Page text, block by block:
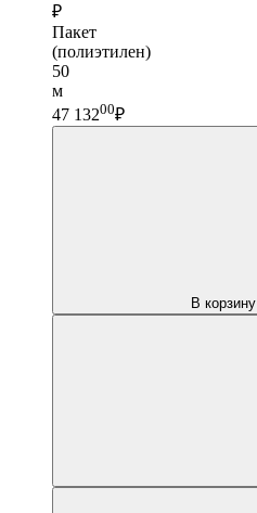
₽
Пакет
(полиэтилен)
50
м
47 13200₽
В корзину